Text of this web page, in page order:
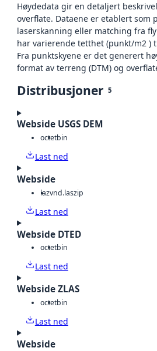
Høydedata gir en detaljert
overflate. Dataene er etablert som
laserskanning eller matching fra
har varierende tetthet (punkt/m2 )
Fra punktskyene er det generert
format av terreng (DTM) og
Distribusjoner 5
Webside USGS DEM
octetbin
Last ned
Webside
lazvnd.laszip
Last ned
Webside DTED
octetbin
Last ned
Webside ZLAS
octetbin
Last ned
Webside